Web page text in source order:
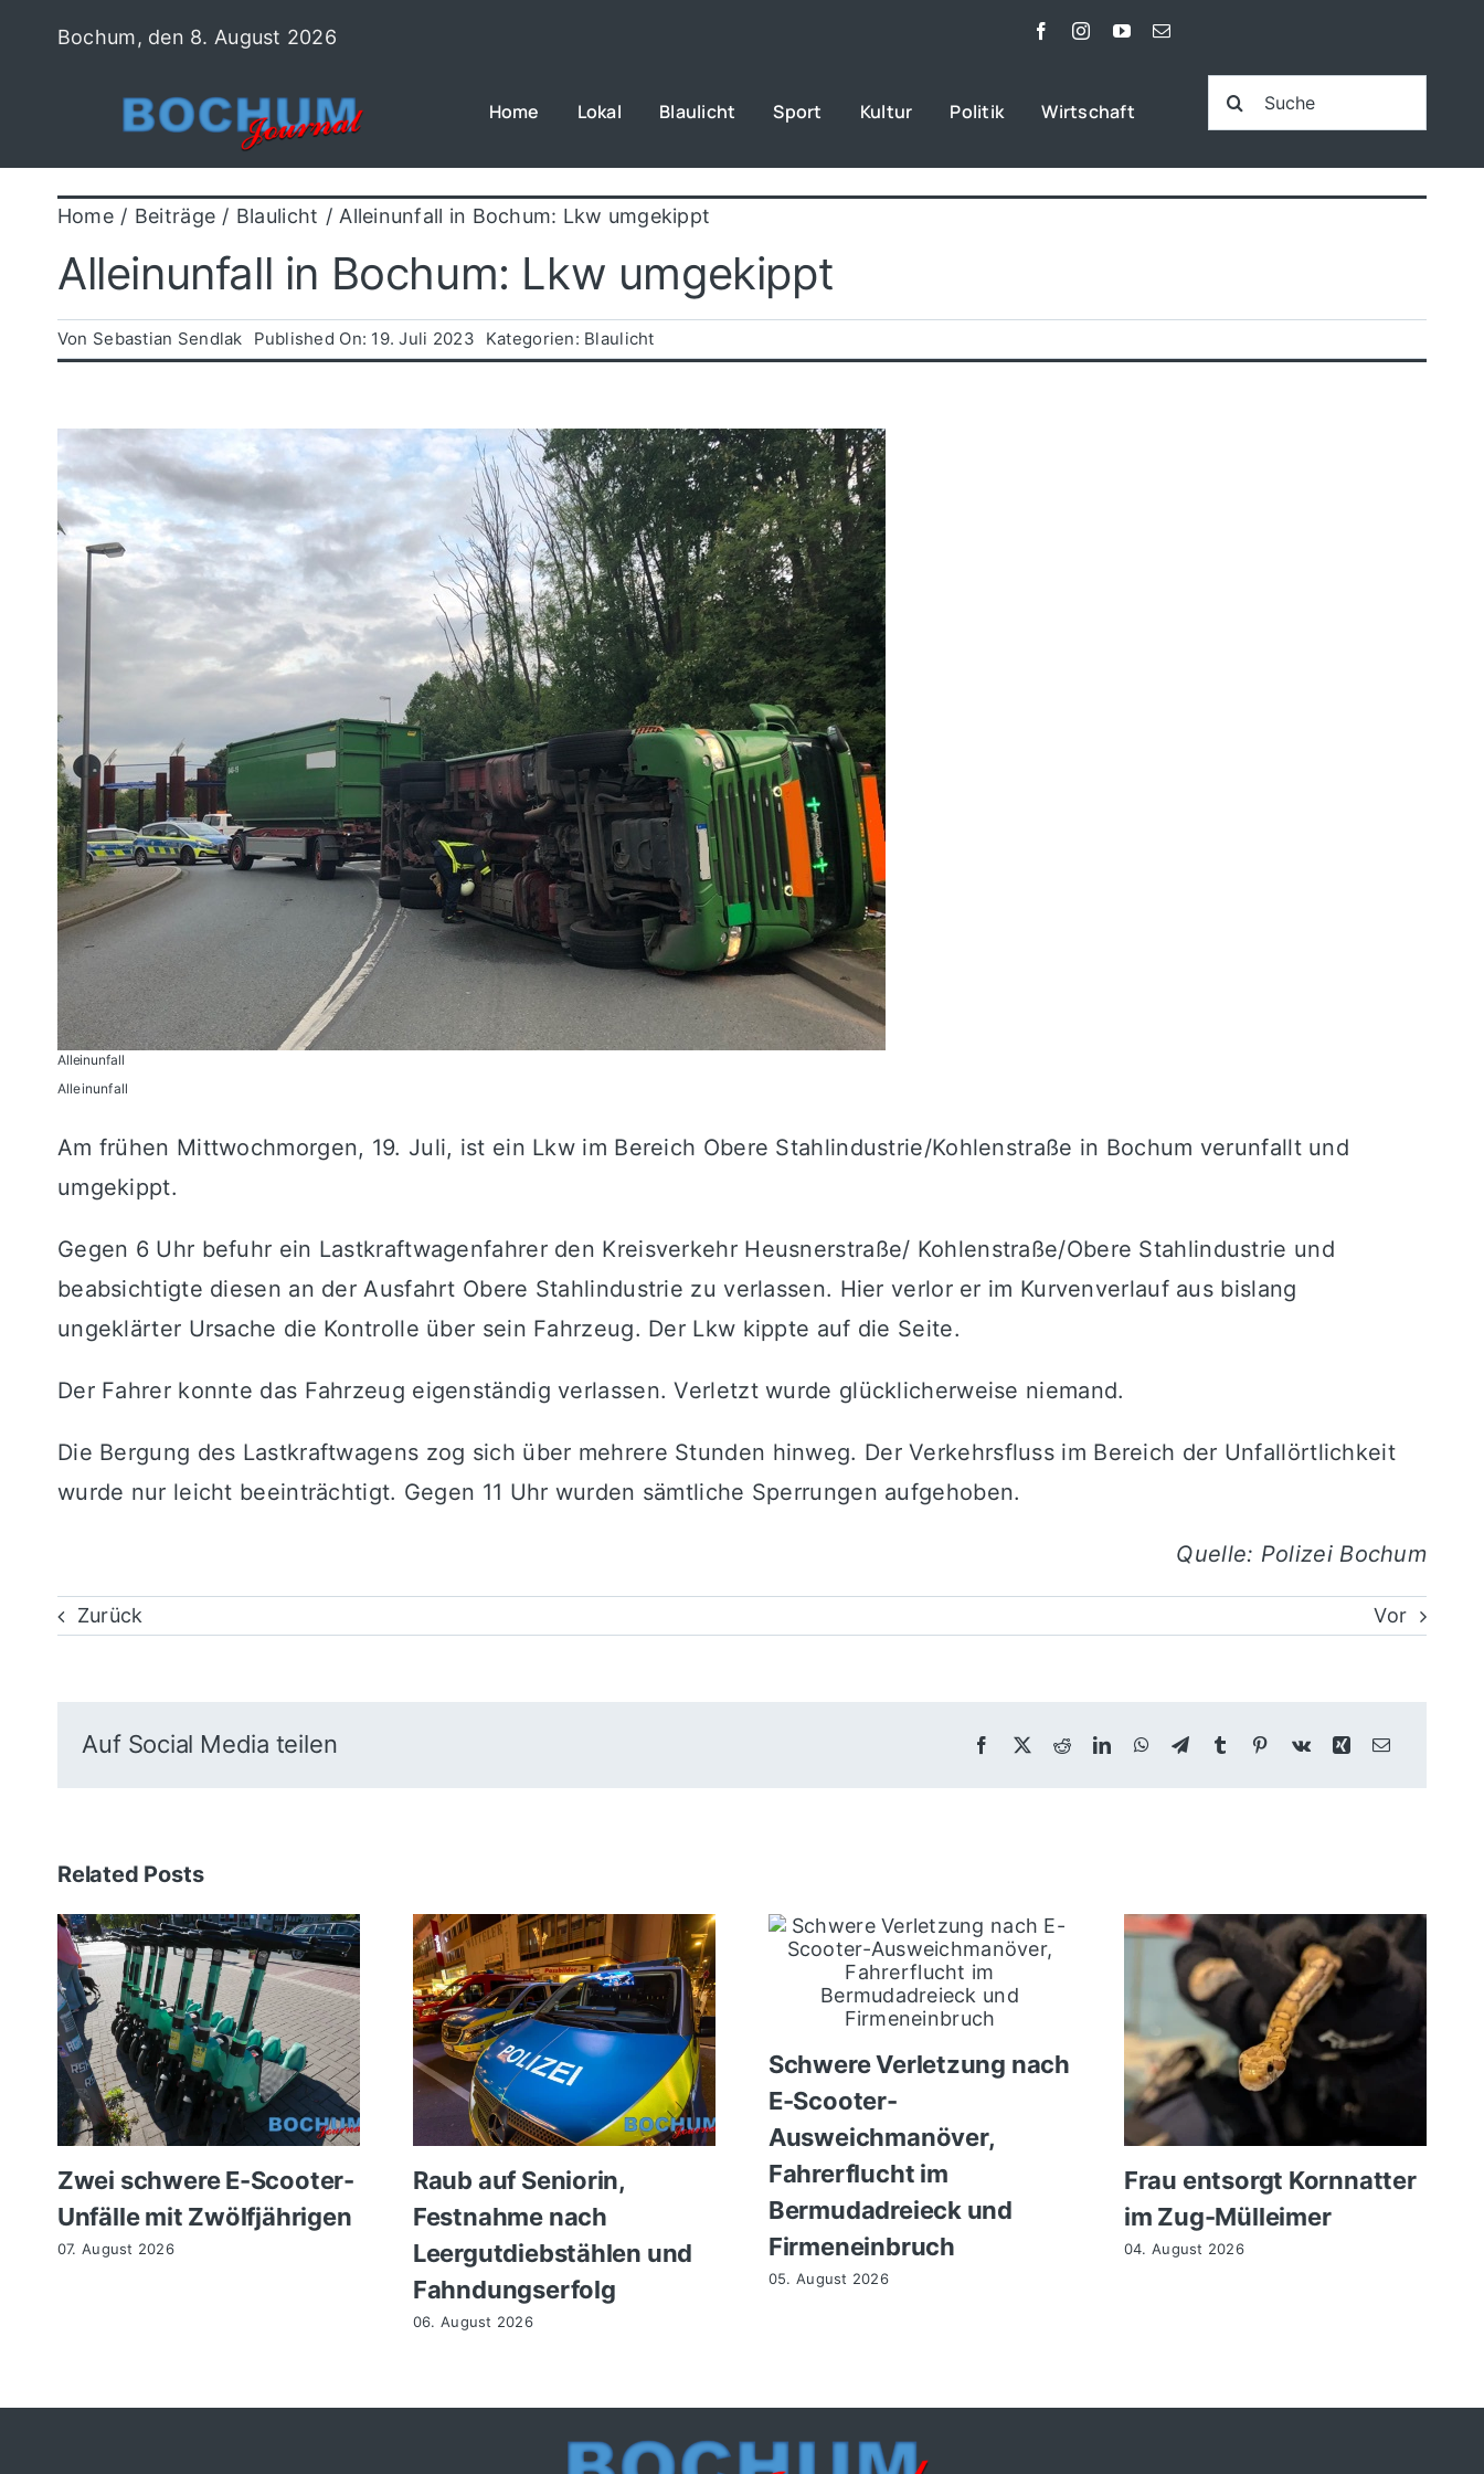
Bochum, den 8. August 2026
Home Lokal Blaulicht Sport Kultur Politik Wirtschaft
Suche
nach:
Home Beiträge Blaulicht Alleinunfall in Bochum: Lkw umgekippt
Alleinunfall in Bochum: Lkw umgekippt
Von Sebastian Sendlak Published On: 19. Juli 2023 Kategorien: Blaulicht
Alleinunfall
Alleinunfall
Am frühen Mittwochmorgen, 19. Juli, ist ein Lkw im Bereich Obere Stahlindustrie/Kohlenstraße in Bochum verunfallt und
umgekippt.
Gegen 6 Uhr befuhr ein Lastkraftwagenfahrer den Kreisverkehr Heusnerstraße/ Kohlenstraße/Obere Stahlindustrie und
beabsichtigte diesen an der Ausfahrt Obere Stahlindustrie zu verlassen. Hier verlor er im Kurvenverlauf aus bislang
ungeklärter Ursache die Kontrolle über sein Fahrzeug. Der Lkw kippte auf die Seite.
Der Fahrer konnte das Fahrzeug eigenständig verlassen. Verletzt wurde glücklicherweise niemand.
Die Bergung des Lastkraftwagens zog sich über mehrere Stunden hinweg. Der Verkehrsfluss im Bereich der Unfallörtlichkeit
wurde nur leicht beeinträchtigt. Gegen 11 Uhr wurden sämtliche Sperrungen aufgehoben.
Quelle: Polizei Bochum
Zurück Vor
Auf Social Media teilen
Related Posts
Zwei schwere E-Scooter-
Unfälle mit Zwölfjährigen
07. August 2026
Raub auf Seniorin,
Festnahme nach
Leergutdiebstählen und
Fahndungserfolg
06. August 2026
Schwere Verletzung nach
E-Scooter-
Ausweichmanöver,
Fahrerflucht im
Bermudadreieck und
Firmeneinbruch
05. August 2026
Frau entsorgt Kornnatter
im Zug-Mülleimer
04. August 2026